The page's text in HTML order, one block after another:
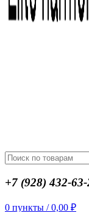
+7 (928) 432-63-
0 пункты / 0,00 ₽